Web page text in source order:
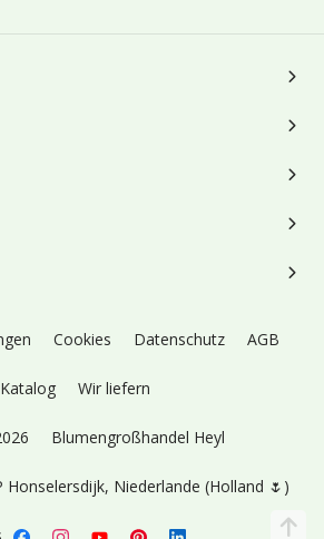
Cookies Datenschutz AGB
Katalog Wir liefern
Blumengroßhandel Heyl
Honselersdijk, Niederlande (Holland 🌷)